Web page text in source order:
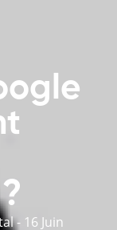
- 16 Juin